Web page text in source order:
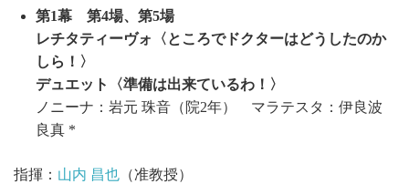
第1幕 第4場、第5場
レチタティーヴォ〈ところでドクターはどうしたのか
しら！〉
デュエット〈準備は出来ているわ！〉
ノニーナ：岩元 珠音（院2年） マラテスタ：伊良波
良真 *
指揮： 山内 昌也 （准教授）